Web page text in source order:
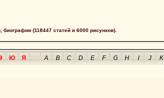
(118447 статей и 6000 рисунков).
Ю Я A B C D E F G H I J K